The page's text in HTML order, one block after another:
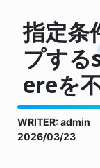
指定条
プす
ereを
WRITER: admin
2026/03/23